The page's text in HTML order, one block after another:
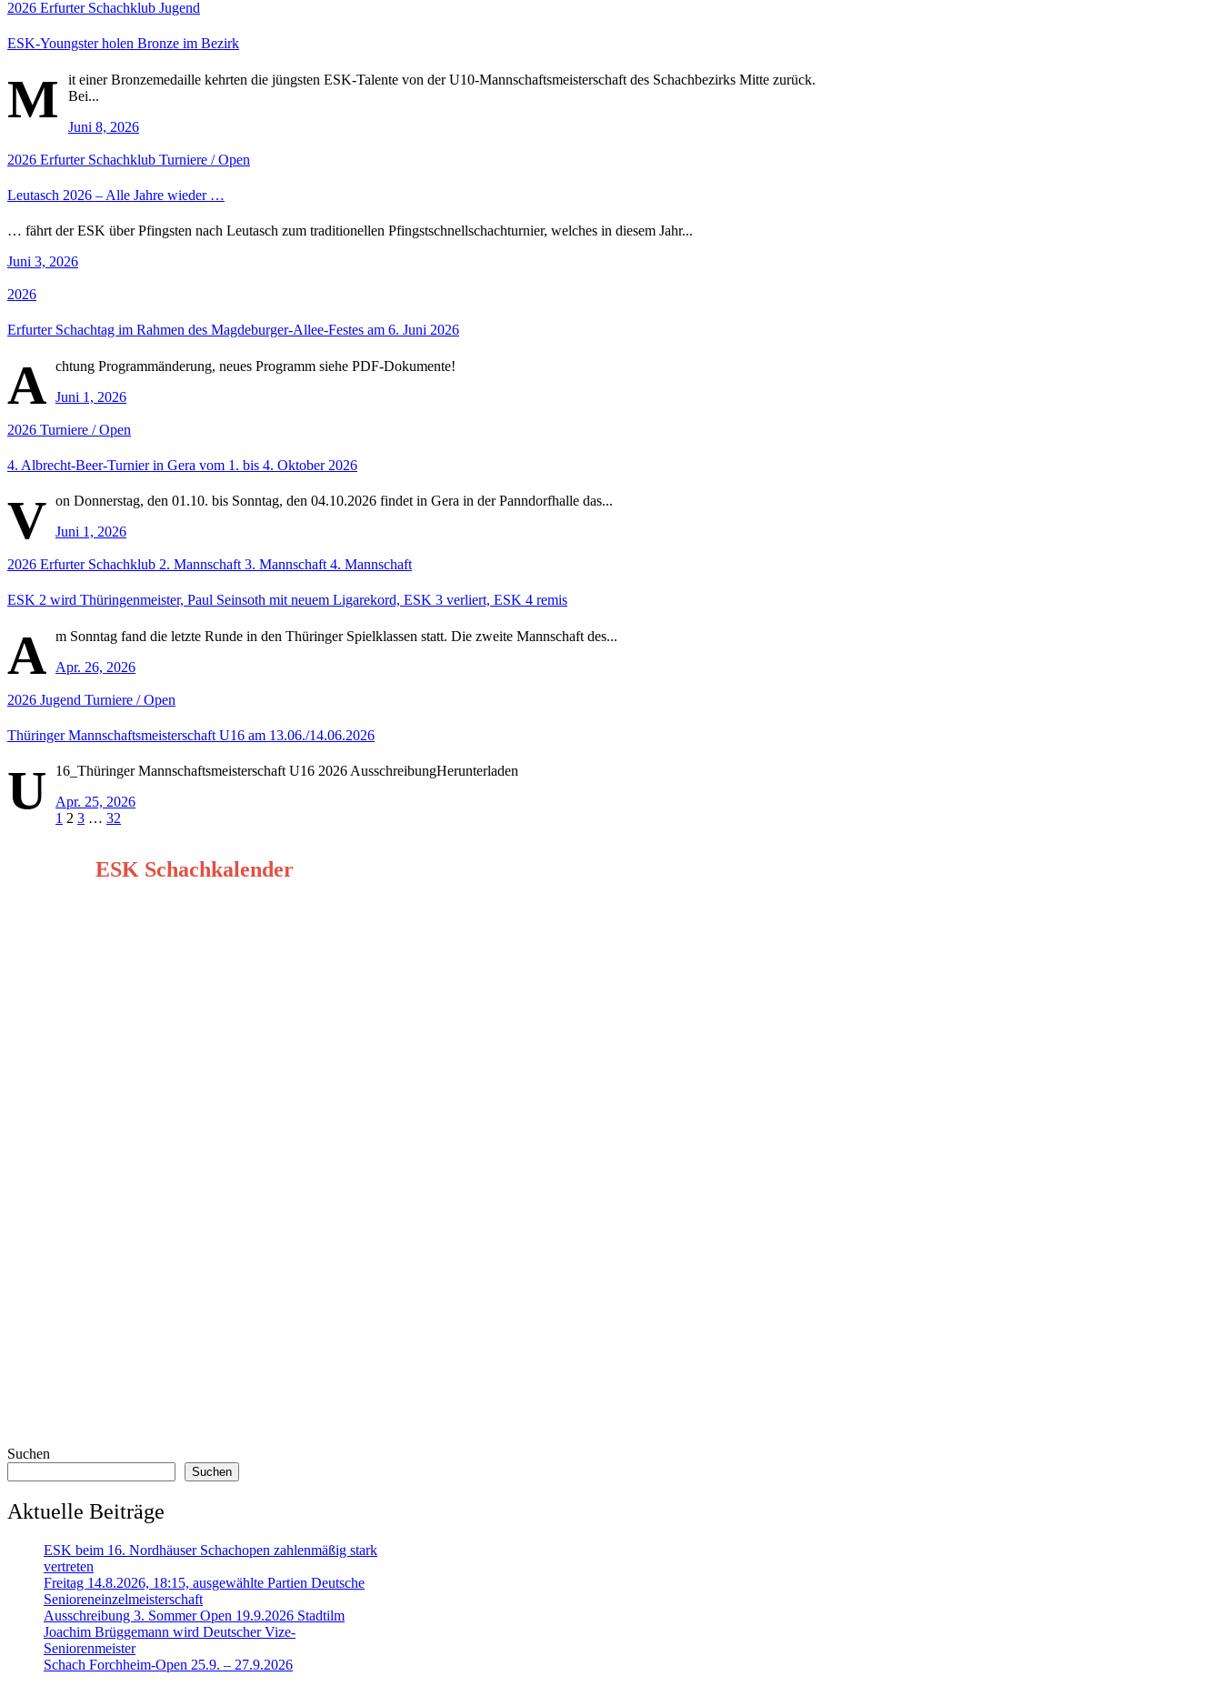
2026 Erfurter Schachklub Jugend
ESK-Youngster holen Bronze im Bezirk
M
it einer Bronzemedaille kehrten die jüngsten ESK-Talente von der U10-Mannschaftsmeisterschaft des Schachbezirks Mitte zurück.
Bei...
Juni 8, 2026
2026 Erfurter Schachklub Turniere / Open
Leutasch 2026 – Alle Jahre wieder …
… fährt der ESK über Pfingsten nach Leutasch zum traditionellen Pfingstschnellschachturnier, welches in diesem Jahr...
Juni 3, 2026
2026
Erfurter Schachtag im Rahmen des Magdeburger-Allee-Festes am 6. Juni 2026
A chtung Programmänderung, neues Programm siehe PDF-Dokumente!
Juni 1, 2026
2026 Turniere / Open
4. Albrecht-Beer-Turnier in Gera vom 1. bis 4. Oktober 2026
V on Donnerstag, den 01.10. bis Sonntag, den 04.10.2026 findet in Gera in der Panndorfhalle das...
Juni 1, 2026
2026 Erfurter Schachklub 2. Mannschaft 3. Mannschaft 4. Mannschaft
ESK 2 wird Thüringenmeister, Paul Seinsoth mit neuem Ligarekord, ESK 3 verliert, ESK 4 remis
A m Sonntag fand die letzte Runde in den Thüringer Spielklassen statt. Die zweite Mannschaft des...
Apr. 26, 2026
2026 Jugend Turniere / Open
Thüringer Mannschaftsmeisterschaft U16 am 13.06./14.06.2026
U
16_Thüringer Mannschaftsmeisterschaft U16 2026 AusschreibungHerunterladen
Apr. 25, 2026
Seitennummerierung
1 2 3 … 32
ESK Schachkalender
Suchen
Suchen
Aktuelle Beiträge
ESK beim 16. Nordhäuser Schachopen zahlenmäßig stark
vertreten
Freitag 14.8.2026, 18:15, ausgewählte Partien Deutsche
Senioreneinzelmeisterschaft
Ausschreibung 3. Sommer Open 19.9.2026 Stadtilm
Joachim Brüggemann wird Deutscher Vize-
Seniorenmeister
Schach Forchheim-Open 25.9. – 27.9.2026